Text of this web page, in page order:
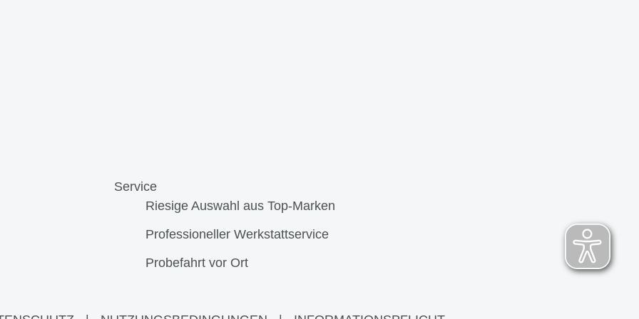
Service
Riesige Auswahl aus Top-Marken
Professioneller Werkstattservice
Probefahrt vor Ort